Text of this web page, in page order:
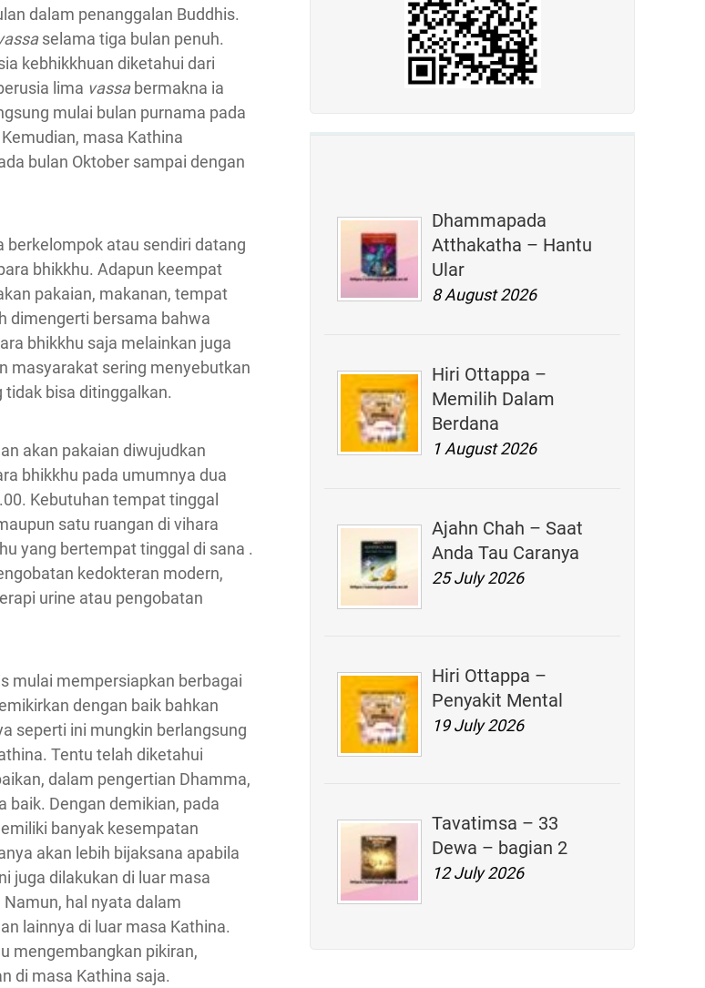
Dhammapada
Atthakatha – Hantu
Ular
8 August 2026
Hiri Ottappa –
Memilih Dalam
Berdana
1 August 2026
Ajahn Chah – Saat
Anda Tau Caranya
25 July 2026
Hiri Ottappa –
Penyakit Mental
19 July 2026
Tavatimsa – 33
Dewa – bagian 2
12 July 2026
dalam penanggalan Buddhis.
selama tiga bulan penuh.
kebhikkhuan diketahui dari
lima vassa bermakna ia
mulai bulan purnama pada
masa Kathina
bulan Oktober sampai dengan
berkelompok atau sendiri datang
bhikkhu. Adapun keempat
pakaian, makanan, tempat
dimengerti bersama bahwa
bhikkhu saja melainkan juga
masyarakat sering menyebutkan
bisa ditinggalkan.
akan pakaian diwujudkan
bhikkhu pada umumnya dua
Kebutuhan tempat tinggal
satu ruangan di vihara
yang bertempat tinggal di sana .
kedokteran modern,
urine atau pengobatan
mulai mempersiapkan berbagai
dengan baik bahkan
seperti ini mungkin berlangsung
Tentu telah diketahui
dalam pengertian Dhamma,
baik. Dengan demikian, pada
banyak kesempatan
akan lebih bijaksana apabila
juga dilakukan di luar masa
hal nyata dalam
lainnya di luar masa Kathina.
mengembangkan pikiran,
di masa Kathina saja.